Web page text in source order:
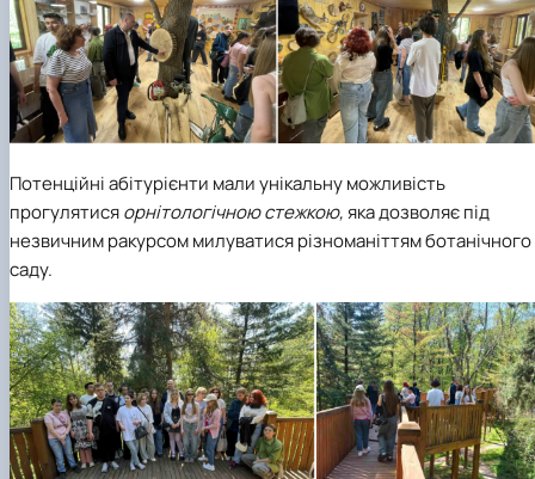
Потенційні абітурієнти мали унікальну можливість
прогулятисяорнітологічною стежкою,яка дозволяє під
незвичним ракурсом милуватися різноманіттям ботанічного
саду.